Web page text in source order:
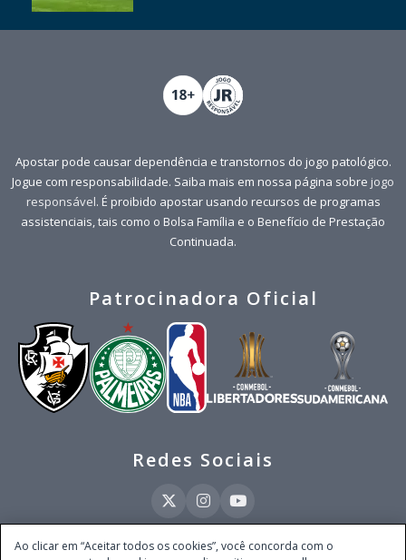
Apostar pode causar dependência e transtornos do jogo patológico.
Jogue com responsabilidade. Saiba mais em nossa página sobre jogo
responsável. É proibido apostar usando recursos de programas
assistenciais, tais como o Bolsa Família e o Benefício de Prestação
Continuada.
Patrocinadora Oficial
Redes Sociais
Ao clicar em “Aceitar todos os cookies”, você concorda com o